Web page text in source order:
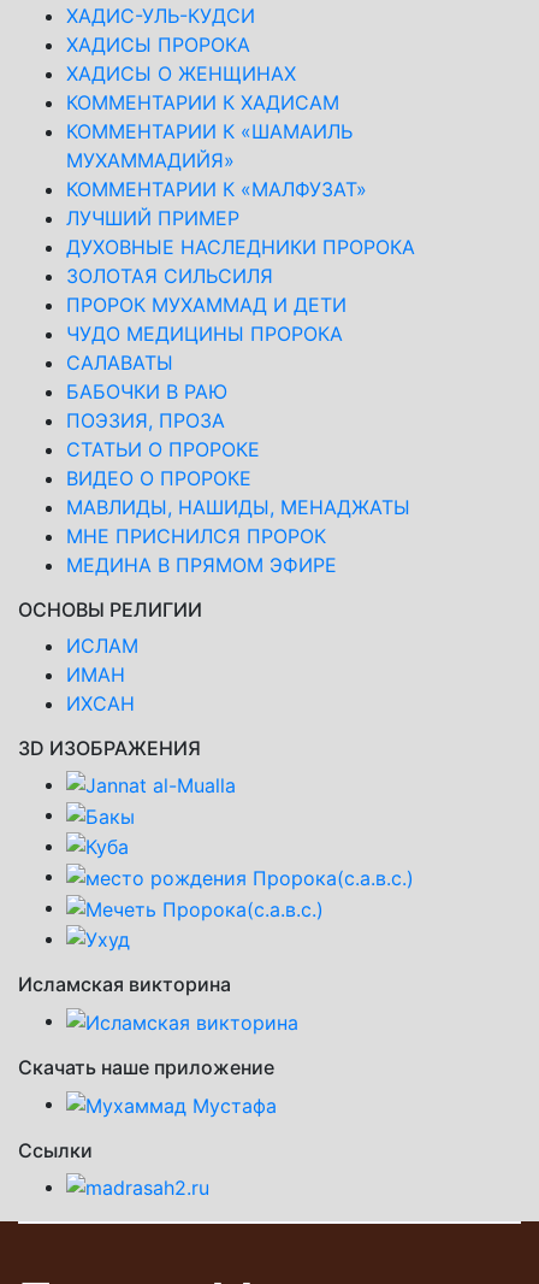
ХАДИС-УЛЬ-КУДСИ
ХАДИСЫ ПРОРОКА
ХАДИСЫ О ЖЕНЩИНАХ
КОММЕНТАРИИ К ХАДИСАМ
КОММЕНТАРИИ К «ШАМАИЛЬ
МУХАММАДИЙЯ»
КОММЕНТАРИИ К «МАЛФУЗАТ»
ЛУЧШИЙ ПРИМЕР
ДУХОВНЫЕ НАСЛЕДНИКИ ПРОРОКА
ЗОЛОТАЯ СИЛЬСИЛЯ
ПРОРОК МУХАММАД И ДЕТИ
ЧУДО МЕДИЦИНЫ ПРОРОКА
САЛАВАТЫ
БАБОЧКИ В РАЮ
ПОЭЗИЯ, ПРОЗА
СТАТЬИ О ПРОРОКЕ
ВИДЕО О ПРОРОКЕ
МАВЛИДЫ, НАШИДЫ, МЕНАДЖАТЫ
МНЕ ПРИСНИЛСЯ ПРОРОК
МЕДИНА В ПРЯМОМ ЭФИРЕ
ОСНОВЫ РЕЛИГИИ
ИСЛАМ
ИМАН
ИХСАН
3D ИЗОБРАЖЕНИЯ
Исламская викторина
Скачать наше приложение
Ссылки